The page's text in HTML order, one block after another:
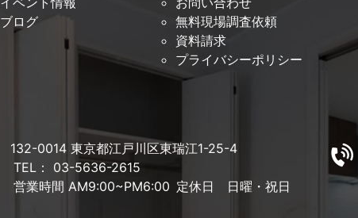
ブログ
無料現場調査依頼
資料請求
プライバシーポリシー
132-0014 東京都江戸川区東瑞江1-25-4
TEL： 03-5636-2615
営業時間 AM9:00~PM6:00 定休日 日曜・祝日